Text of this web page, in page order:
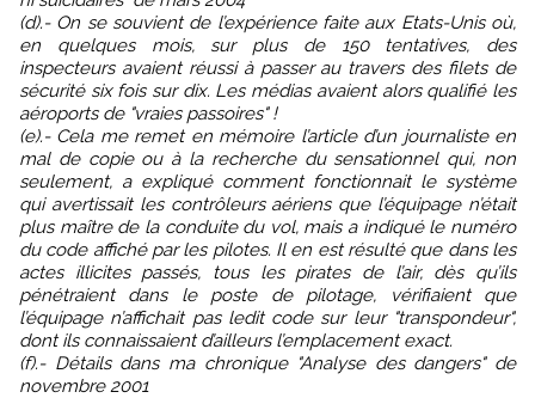
(d).- On se souvient de l’expérience faite aux Etats-Unis où,
en quelques mois, sur plus de 150 tentatives, des
inspecteurs avaient réussi à passer au travers des filets de
sécurité six fois sur dix. Les médias avaient alors qualifié les
aéroports de "vraies passoires" !
(e).- Cela me remet en mémoire l’article d’un journaliste en
mal de copie ou à la recherche du sensationnel qui, non
seulement, a expliqué comment fonctionnait le système
qui avertissait les contrôleurs aériens que l’équipage n’était
plus maître de la conduite du vol, mais a indiqué le numéro
du code affiché par les pilotes. Il en est résulté que dans les
actes illicites passés, tous les pirates de l’air, dès qu’ils
pénétraient dans le poste de pilotage, vérifiaient que
l’équipage n’affichait pas ledit code sur leur "transpondeur",
dont ils connaissaient d’ailleurs l’emplacement exact.
(f).- Détails dans ma chronique "Analyse des dangers" de
novembre 2001